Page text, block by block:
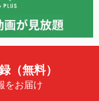
（無料）
をお届け